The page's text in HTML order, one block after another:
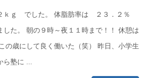
ｋｇ でした。 体脂肪率は ２３．２％
した。 朝の９時～夜１１時まで！！ 休憩は
の歳にして良く働いた（笑） 昨日、小学生
ら塾に ...